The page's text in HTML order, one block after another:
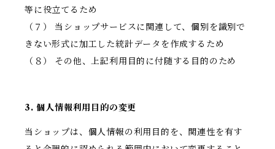
等に役立てるため
（７） 当ショップサービスに関連して、個別を識別で
きない形式に加工した統計データを作成するため
（８） その他、上記利用目的に付随する目的のため
3. 個人情報利用目的の変更
当ショップは、個人情報の利用目的を、関連性を有す